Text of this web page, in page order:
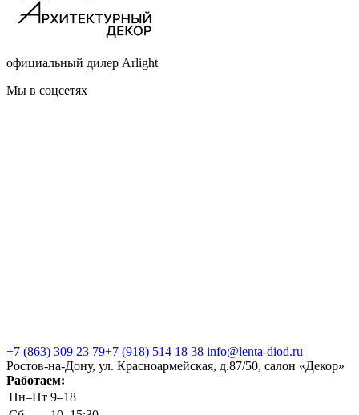
официальный дилер Arlight
Мы в соцсетях
+7 (863) 309 23 79+7 (918) 514 18 38 info@lenta-diod.ru
Ростов-на-Дону, ул. Красноармейская, д.87/50, салон «Декор»
Работаем:
Пн–Пт 9–18